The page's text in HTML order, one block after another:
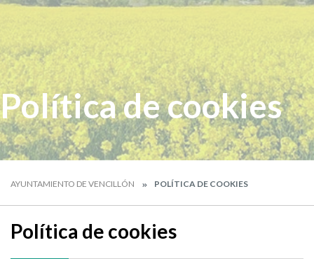
Política de cookies
AYUNTAMIENTO DE VENCILLÓN POLÍTICA DE COOKIES
Política de cookies